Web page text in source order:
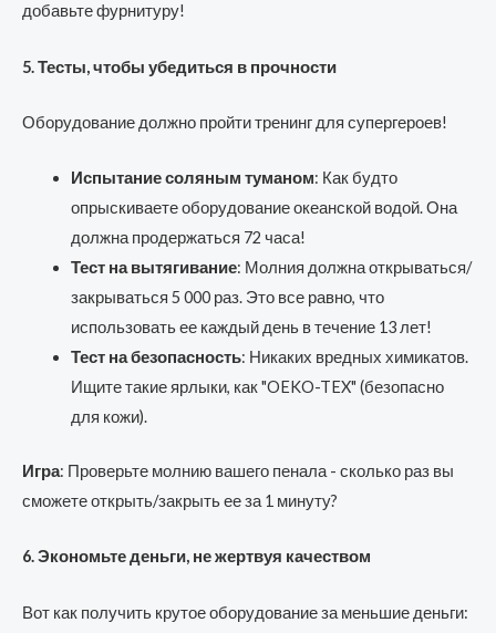
добавьте фурнитуру!
5. Тесты, чтобы убедиться в прочности
Оборудование должно пройти тренинг для супергероев!
Испытание соляным туманом: Как будто
опрыскиваете оборудование океанской водой. Она
должна продержаться 72 часа!
Тест на вытягивание: Молния должна открываться/
закрываться 5 000 раз. Это все равно, что
использовать ее каждый день в течение 13 лет!
Тест на безопасность: Никаких вредных химикатов.
Ищите такие ярлыки, как "OEKO-TEX" (безопасно
для кожи).
Игра: Проверьте молнию вашего пенала - сколько раз вы
сможете открыть/закрыть ее за 1 минуту?
6. Экономьте деньги, не жертвуя качеством
Вот как получить крутое оборудование за меньшие деньги: